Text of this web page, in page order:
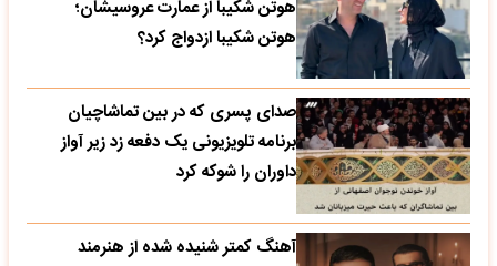
هوتن شکیبا از عمارت عروسیشان؛
هوتن شکیبا ازدواج کرد؟
صدای پسری که در بین تماشاچیان
برنامه تلویزیونی یک دفعه زد زیر آواز
داوران را شوکه کرد
آهنگ کمتر شنیده شده از هنرمند